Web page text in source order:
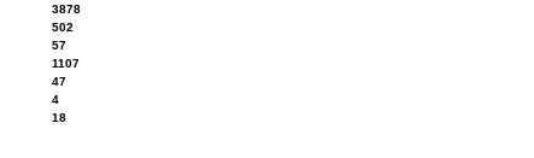
3878
502
57
1107
47
4
18